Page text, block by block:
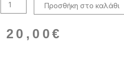
Προσθήκη στο καλάθι
20,00 €